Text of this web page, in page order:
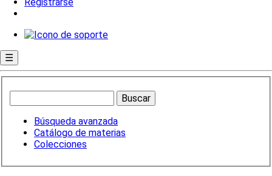
Registrarse
☰
Búsqueda avanzada
Catálogo de materias
Colecciones